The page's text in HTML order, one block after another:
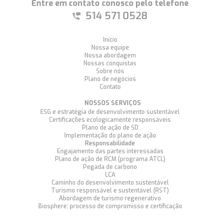
Entre em contato conosco pelo telefone
514 571 0528
Início
Nossa equipe
Nossa abordagem
Nossas conquistas
Sobre nós
Plano de negócios
Contato
NOSSOS SERVIÇOS
ESG e estratégia de desenvolvimento sustentável
Certificações ecologicamente responsáveis
Plano de ação de SD
Implementação do plano de ação
Responsabilidade
Engajamento das partes interessadas
Plano de ação de RCM (programa ATCL)
Pegada de carbono
LCA
Caminho do desenvolvimento sustentável
Turismo responsável e sustentável (RST)
Abordagem de turismo regenerativo
Biosphere: processo de compromisso e certificação